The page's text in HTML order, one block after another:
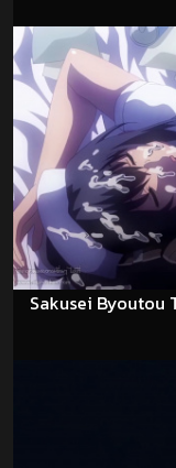
Sakusei Byoutou